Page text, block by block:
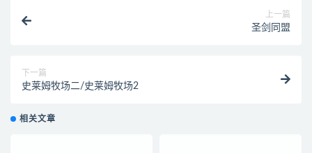
上一篇
圣剑同盟
下一篇
史莱姆牧场二/史莱姆牧场2
相关文章